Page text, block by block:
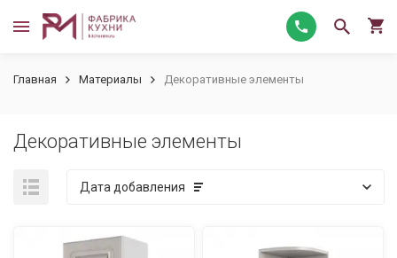
Главная Материалы Декоративные элементы
Декоративные элементы
Дата добавления